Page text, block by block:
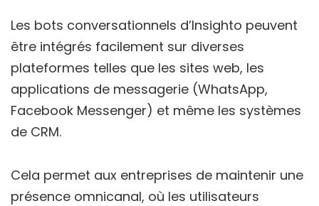
Les bots conversationnels d’Insighto peuvent
être intégrés facilement sur diverses
plateformes telles que les sites web, les
applications de messagerie (WhatsApp,
Facebook Messenger) et même les systèmes
de CRM.
Cela permet aux entreprises de maintenir une
présence omnicanal, où les utilisateurs